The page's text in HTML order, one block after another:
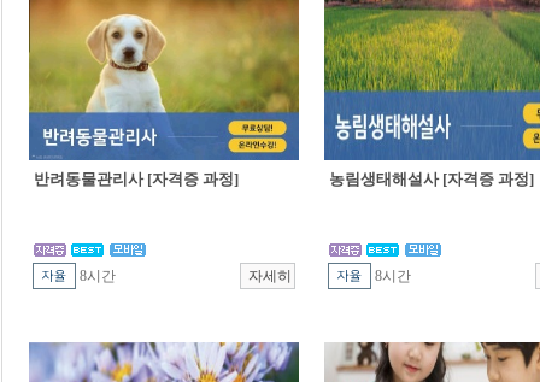
반려동물관리사 [자격증 과정]
8시간
농림생태해설사 [자격증 과정]
8시간